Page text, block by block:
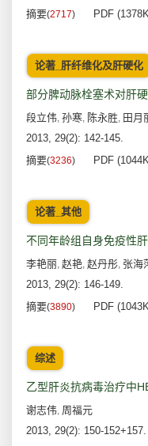
摘要(2717) PDF
论著_肝纤维化及肝硬化
部分脾动脉栓塞术对肝
段立伟, 孙寒, 陈永胜, 田月
2013, 29(2): 142-145.
摘要(3236) PDF
论著_其他
不同年龄组自身免疫性
李艳丽, 赵艳, 赵丹彤, 张海
2013, 29(2): 146-149.
摘要(3890) PDF
综述
乙型肝炎抗病毒治疗中
谢志伟, 周福元
2013, 29(2): 150-152+157.